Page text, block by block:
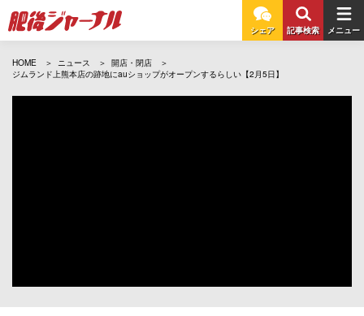
シェア 記事検索 メニュー
HOME ニュース
開店・閉店
ジムランド上熊本店の跡地にauショップがオープンするらしい【2月5日】